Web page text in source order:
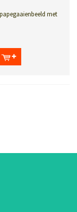
met